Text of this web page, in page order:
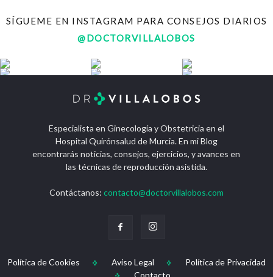
SÍGUEME EN INSTAGRAM PARA CONSEJOS DIARIOS
@DOCTORVILLALOBOS
Especialista en Ginecología y Obstetricia en el
Hospital Quirónsalud de Murcia. En mi Blog
encontrarás noticias, consejos, ejercicios, y avances en
las técnicas de reproducción asistida.
Contáctanos: contacto@doctorvillalobos.com
Política de Cookies Aviso Legal
Política de Privacidad
Contacto